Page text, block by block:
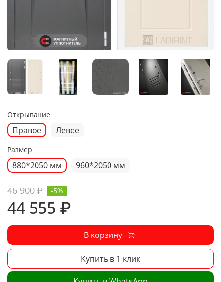
Открывание
Правое Левое
Размер
880*2050 мм 960*2050 мм
46 900 ₽
44 555 ₽
-5%
В корзину
Купить в 1 клик